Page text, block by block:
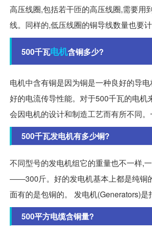
高压线圈,包括若干匝的高压线圈,需要用
线。同样的,低压线圈的铜导线数量也要计
500千瓦电机含铜多少?
电机中含有铜是因为铜是一种良好的导
好的电流传导性能。对于500千瓦的电机
会因电机的设计和制造工艺而有所不同。
500千瓦发电机有多少铜?
不同型号的发电机组它的重量也不一样,
――300斤。好的发电机基本上都是纯铜
面有的是包铜的。 发电机(Generators)是
500平方电缆含铜量?